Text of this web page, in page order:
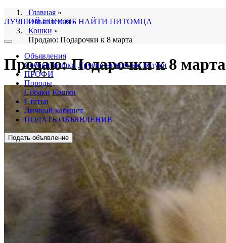
ЛУЧШИЙ СПОСОБ НАЙТИ ПИТОМЦА
Объявления
Собаки Кошки Другие животные Услуги
ПРОФИ
Породы
Собаки Кошки
Статьи
Личный кабинет
ПОДАТЬ ОБЪЯВЛЕНИЕ
Подать объявление
Главная »
Объявления»
Кошки »
Продаю: Подарочки к 8 марта
Продаю: Подарочки к 8 марта